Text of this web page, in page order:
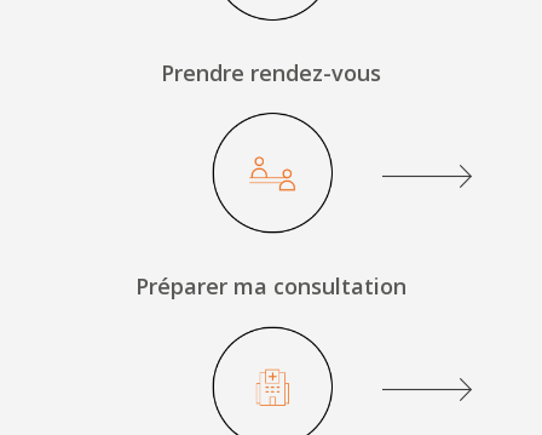
Prendre rendez-vous
Préparer ma consultation